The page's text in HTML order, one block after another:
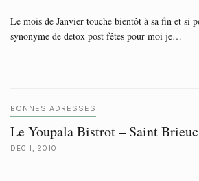
Le mois de Janvier touche bientôt à sa fin et si
synonyme de detox post fêtes pour moi je…
BONNES ADRESSES
Le Youpala Bistrot – Saint Brieuc
DEC 1, 2010